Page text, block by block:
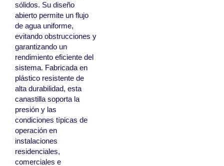
sólidos. Su diseño
abierto permite un flujo
de agua uniforme,
evitando obstrucciones y
garantizando un
rendimiento eficiente del
sistema. Fabricada en
plástico resistente de
alta durabilidad, esta
canastilla soporta la
presión y las
condiciones típicas de
operación en
instalaciones
residenciales,
comerciales e